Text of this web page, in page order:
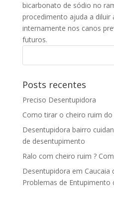
bicarbonato de sódio no
procedimento ajuda a diluir
internamente nos canos
futuros.
Posts recentes
Preciso Desentupidora
Como tirar o cheiro ruim
Desentupidora bairro
de desentupimento
Ralo com cheiro ruim ?
Desentupidora em Caucaia
Problemas de Entupimento